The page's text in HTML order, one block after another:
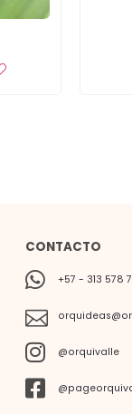
CONTACTO
+57 - 313 578
@orquivalle